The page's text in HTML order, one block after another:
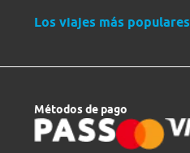
Los viajes más populares
Métodos de pago